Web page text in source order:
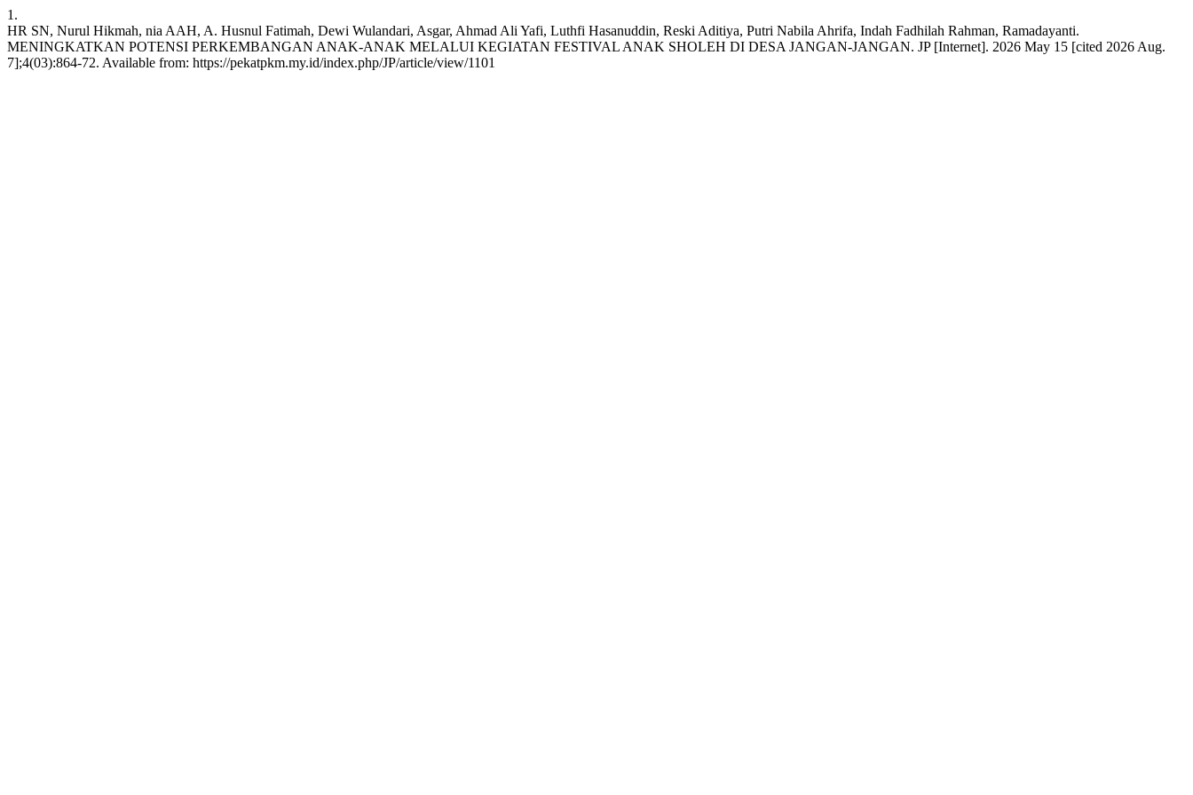
1.
HR SN, Nurul Hikmah, nia AAH, A. Husnul Fatimah, Dewi Wulandari, Asgar, Ahmad Ali Yafi, Luthfi Hasanuddin, Reski Aditiya, Putri Nabila Ahrifa, Indah Fadhilah Rahman, Ramadayanti.
MENINGKATKAN POTENSI PERKEMBANGAN ANAK-ANAK MELALUI KEGIATAN FESTIVAL ANAK SHOLEH DI DESA JANGAN-JANGAN. JP [Internet]. 2026 May 15 [cited 2026 Aug.
7];4(03):864-72. Available from: https://pekatpkm.my.id/index.php/JP/article/view/1101